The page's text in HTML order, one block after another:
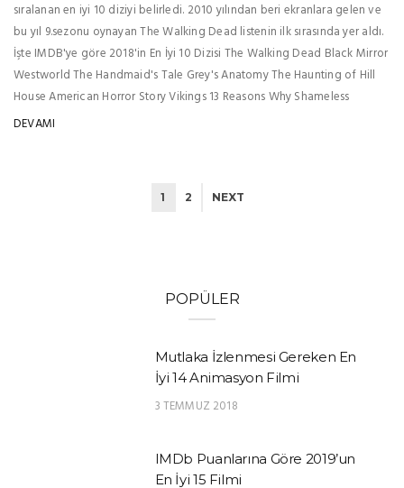
sıralanan en iyi 10 diziyi belirledi. 2010 yılından beri ekranlara gelen ve
bu yıl 9.sezonu oynayan The Walking Dead listenin ilk sırasında yer aldı.
İşte IMDB'ye göre 2018'in En İyi 10 Dizisi The Walking Dead Black Mirror
Westworld The Handmaid's Tale Grey's Anatomy The Haunting of Hill
House American Horror Story Vikings 13 Reasons Why Shameless
DEVAMI
1 2 NEXT
POPÜLER
Mutlaka İzlenmesi Gereken En
İyi 14 Animasyon Filmi
3 TEMMUZ 2018
IMDb Puanlarına Göre 2019’un
En İyi 15 Filmi